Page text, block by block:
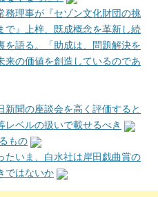
務理事が『セゾン文化財団の挑
』上梓、既成概念を革新し続
を語る。「助成は、問題解決を
来の価値を創造しているのであ
聞の座談会を高く評価すると
レベルの扱いで載せるべき
もの
たいま、白水社は岸田戯曲賞の
ではないか